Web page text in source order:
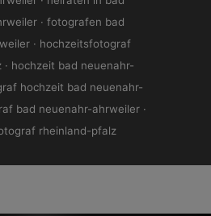
· fotografen bad
· hochzeitsfotograf
· hochzeit bad neuenahr-
hochzeit bad neuenahr-
bad neuenahr-ahrweiler ·
rheinland-pfalz